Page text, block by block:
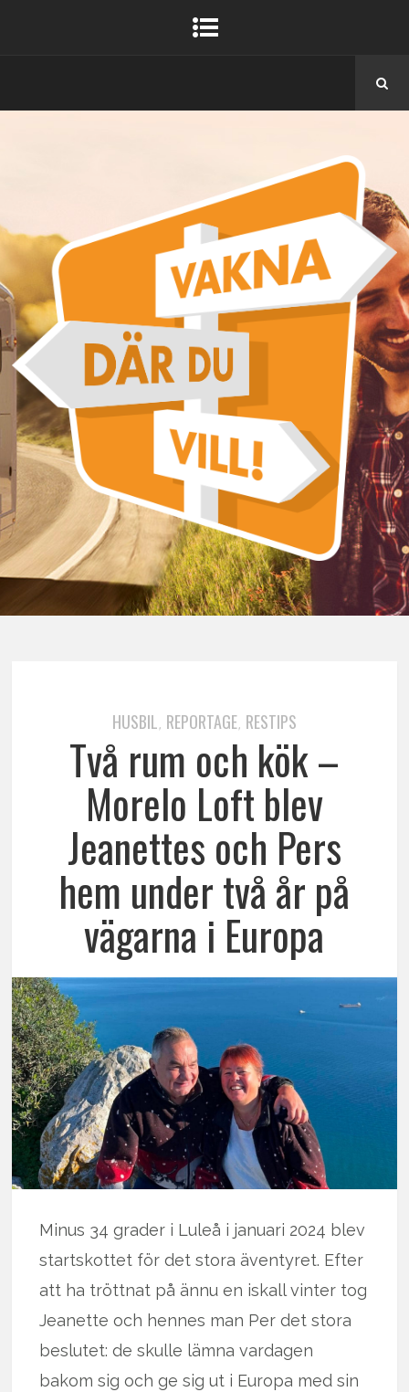
HUSBIL, REPORTAGE, RESTIPS
Två rum och kök –
Morelo Loft blev
Jeanettes och Pers
hem under två år på
vägarna i Europa
Minus 34 grader i Luleå i januari 2024 blev
startskottet för det stora äventyret. Efter
att ha tröttnat på ännu en iskall vinter tog
Jeanette och hennes man Per det stora
beslutet: de skulle lämna vardagen
bakom sig och ge sig ut i Europa med sin